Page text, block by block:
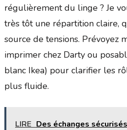
régulièrement du linge ? Je
très tôt une répartition claire,
source de tensions. Prévoyez
imprimer chez Darty ou
blanc Ikea) pour clarifier les
plus fluide.
LIRE Des échanges